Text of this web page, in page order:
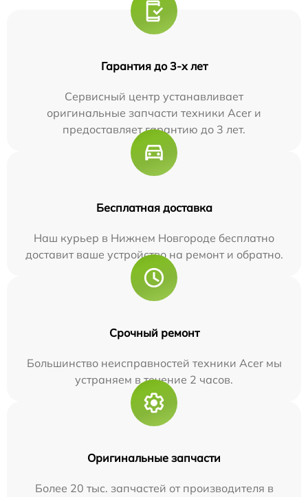
Гарантия до 3-х лет
Сервисный центр устанавливает
оригинальные запчасти техники Acer и
предоставляет гарантию до 3 лет.
Бесплатная доставка
Наш курьер в Нижнем Новгороде бесплатно
доставит ваше устройство на ремонт и обратно.
Срочный ремонт
Большинство неисправностей техники Acer мы
устраняем в течение 2 часов.
Оригинальные запчасти
Более 20 тыс. запчастей от производителя в